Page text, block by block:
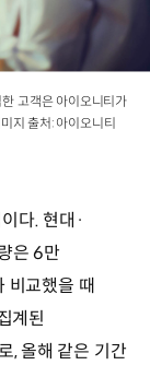
고객은 아이오니티가
지 출처: 아이오니티
다. 현대·
은 6만
교했을 때
계된
, 올해 같은 기간